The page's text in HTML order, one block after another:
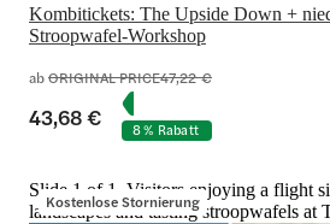
Kombitickets: The Upside Down +
Stroopwafel-Workshop
abORIGINAL PRICE47,22 €
43,68 € 8 % Rabatt
Kostenlose Stornierung
Slide 1 of 1, Visitors enjoying a flight
landscapes and tasting stroopwafels at